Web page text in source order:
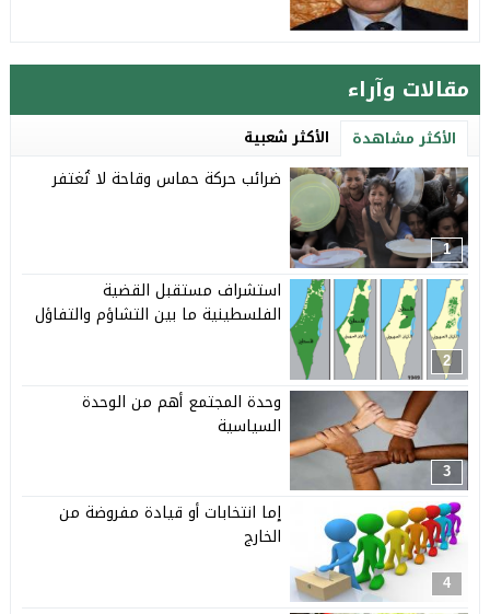
مقالات وآراء
الأكثر مشاهدة الأكثر شعبية
1
ضرائب حركة حماس وقاحة لا تُغتفر
2
استشراف مستقبل القضية
الفلسطينية ما بين التشاؤم والتفاؤل
3
وحدة المجتمع أهم من الوحدة
السياسية
4
إما انتخابات أو قيادة مفروضة من
الخارج